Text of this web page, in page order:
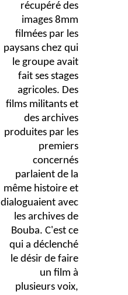
récupéré des
images 8mm
filmées par les
paysans chez qui
le groupe avait
fait ses stages
agricoles. Des
films militants et
des archives
produites par les
premiers
concernés
parlaient de la
même histoire et
dialoguaient avec
les archives de
Bouba. C'est ce
qui a déclenché
le désir de faire
un film à
plusieurs voix,